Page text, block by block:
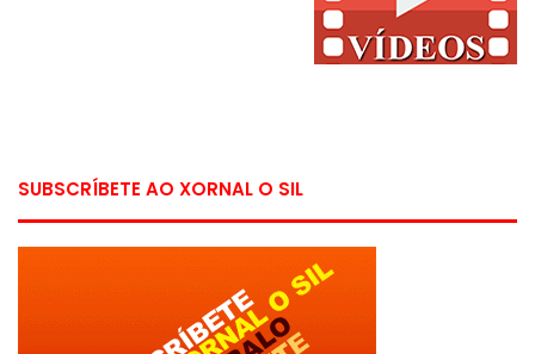
SUBSCRÍBETE AO XORNAL O SIL